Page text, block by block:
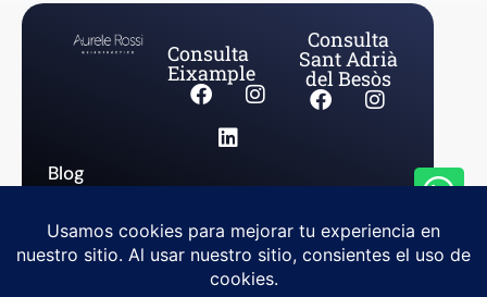
Consulta
Eixample
Consulta
Sant Adrià
del Besòs
Blog